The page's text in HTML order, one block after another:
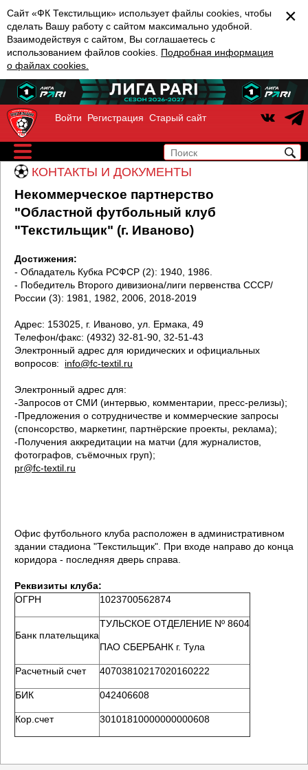
×
Сайт «ФК Текстильщик» использует файлы cookies, чтобы
сделать Вашу работу с сайтом максимально удобной.
Взаимодействуя с сайтом, Вы соглашаетесь с
использованием файлов cookies. Подробная информация
о файлах cookies.
Войти Регистрация Старый сайт
КОНТАКТЫ И ДОКУМЕНТЫ
Некоммерческое партнерство
"Областной футбольный клуб
"Текстильщик" (г. Иваново)
Достижения:
- Обладатель Кубка РСФСР (2): 1940, 1986.
- Победитель Второго дивизиона/лиги первенства СССР/
России (3): 1981, 1982, 2006, 2018-2019
Адрес: 153025, г. Иваново, ул. Ермака, 49
Телефон/факс: (4932) 32-81-90, 32-51-43
Электронный адрес для юридических и официальных
вопросов: info@fc-textil.ru
Электронный адрес для:
-Запросов от СМИ (интервью, комментарии, пресс-релизы);
-Предложения о сотрудничестве и коммерческие запросы
(спонсорство, маркетинг, партнёрские проекты, реклама);
-Получения аккредитации на матчи (для журналистов,
фотографов, съёмочных груп);
pr@fc-textil.ru
Офис футбольного клуба расположен в административном
здании стадиона "Текстильщик". При входе направо до конца
коридора - последняя дверь справа.
Реквизиты клуба:
ОГРН
1023700562874
Банк плательщика
ТУЛЬСКОЕ ОТДЕЛЕНИЕ Nº 8604
ПАО СБЕРБАНК г. Тула
Расчетный счет 40703810217020160222
БИК 042406608
Кор.счет 30101810000000000608